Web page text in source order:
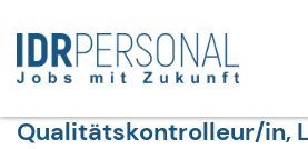
Qualitätskontrolleur/in,